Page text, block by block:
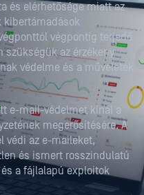
és elérhetősége miatt az
kibertámadások
végpontig terjedő
szükségük az érzékeny
védelme és a műveletek
e-mail-védelmet kínál a
megerősítésére. A
védi az e-maileket,
és ismert rosszindulatú
a fájlalapú exploitok